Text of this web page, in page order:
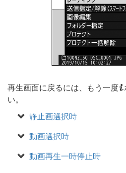
再生画面に戻るには、もう一度i
い。
静止画選択時
動画選択時
動画再生一時停止時